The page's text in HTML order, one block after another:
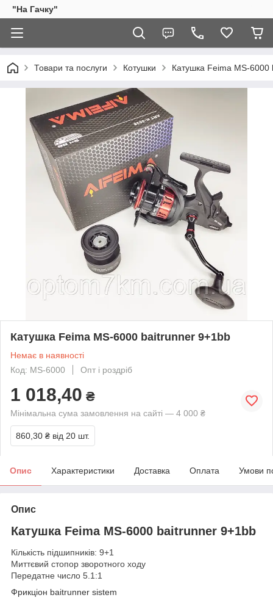
"На Гачку"
Товари та послуги Котушки Катушка Feima MS-
Катушка Feima MS-6000 baitrunner 9+1bb
Немає в наявності
Код: MS-6000
Опт і роздріб
1 018,40 ₴
Мінімальна сума замовлення на сайті — 4 000 ₴
860,30 ₴ від 20 шт.
Опис Характеристики Доставка Оплата Умови
Опис
Катушка Feima MS-6000 baitrunner 9+1bb
Кількість підшипників: 9+1
Миттєвий стопор зворотного ходу
Передатне число 5.1:1
Фрикціон baitrunner sistem